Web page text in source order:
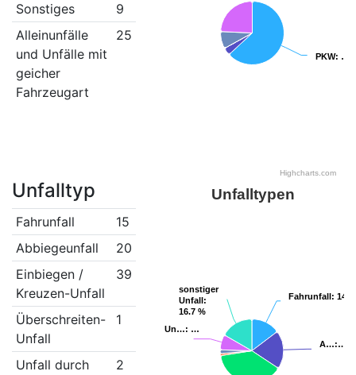
Sonstiges
9
Alleinunfälle
und Unfälle mit
geicher
Fahrzeugart
25
PKW: …
PKW: …
Highcharts.com
Unfalltyp
Fahrunfall
15
Abbiegeunfall
20
Einbiegen /
Kreuzen-Unfall
39
Überschreiten-
Unfall
1
Unfall durch
2
Unfalltypen
Fahrunfall: 14.7
Fahrunfall: 14.7
A…:…
A…:…
Un…: …
Un…: …
sonstiger
Unfall:
16.7 %
sonstiger
Unfall:
16.7 %